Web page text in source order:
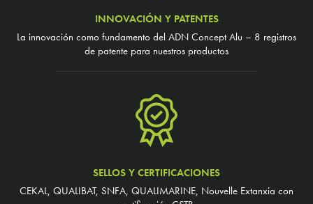
INNOVACIÓN Y PATENTES
La innovación como fundamento del ADN Concept Alu – 8 registros
de patente para nuestros productos
SELLOS Y CERTIFICACIONES
CEKAL, QUALIBAT, SNFA, QUALIMARINE, Nouvelle Extanxia con